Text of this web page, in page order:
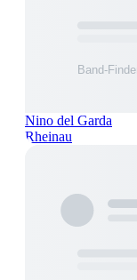
Nino del Garda
Rheinau